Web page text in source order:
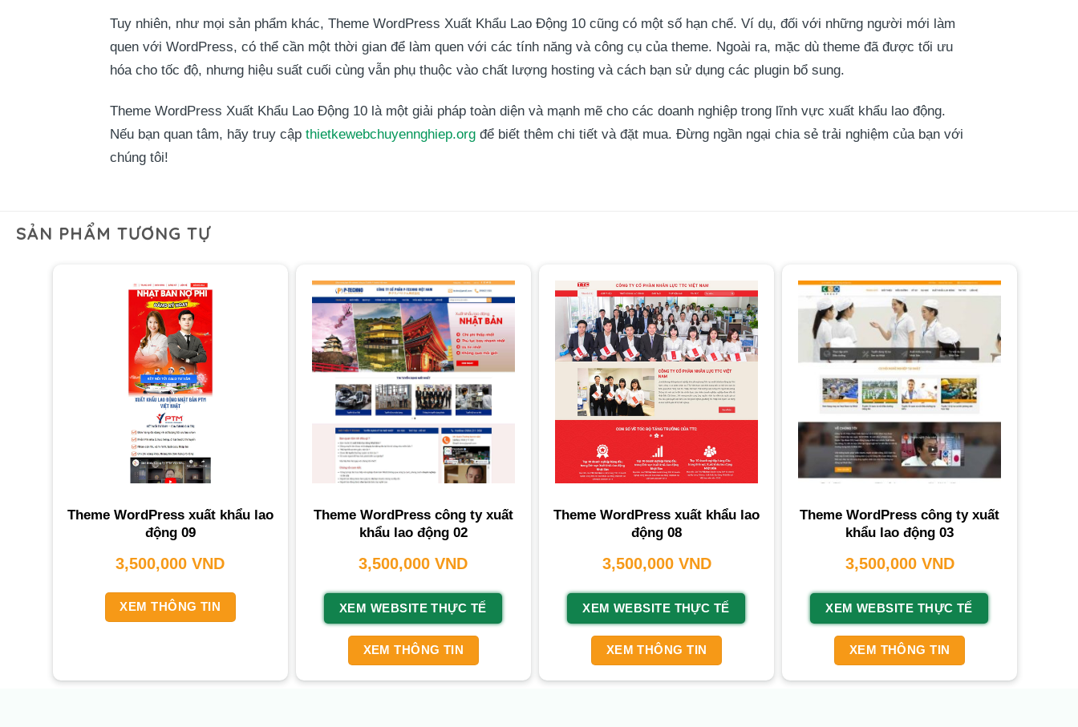
Tuy nhiên, như mọi sản phẩm khác, Theme WordPress Xuất Khẩu Lao Động 10 cũng có một số hạn chế. Ví dụ, đối với những người mới làm
quen với WordPress, có thể cần một thời gian để làm quen với các tính năng và công cụ của theme. Ngoài ra, mặc dù theme đã được tối ưu
hóa cho tốc độ, nhưng hiệu suất cuối cùng vẫn phụ thuộc vào chất lượng hosting và cách bạn sử dụng các plugin bổ sung.
Theme WordPress Xuất Khẩu Lao Động 10 là một giải pháp toàn diện và mạnh mẽ cho các doanh nghiệp trong lĩnh vực xuất khẩu lao động.
Nếu bạn quan tâm, hãy truy cập thietkewebchuyennghiep.org để biết thêm chi tiết và đặt mua. Đừng ngần ngại chia sẻ trải nghiệm của bạn với
chúng tôi!
SẢN PHẨM TƯƠNG TỰ
Theme WordPress xuất khẩu lao
động 09
3,500,000VND
XEM THÔNG TIN
Theme WordPress công ty xuất
khẩu lao động 02
3,500,000VND
XEM WEBSITE THỰC TẾ
XEM THÔNG TIN
Theme WordPress xuất khẩu lao
động 08
3,500,000 VND
XEM WEBSITE THỰC TẾ
XEM THÔNG TIN
Theme WordPress công ty xuất
khẩu lao động 03
3,500,000 VND
XEM WEBSITE THỰC TẾ
XEM THÔNG TIN